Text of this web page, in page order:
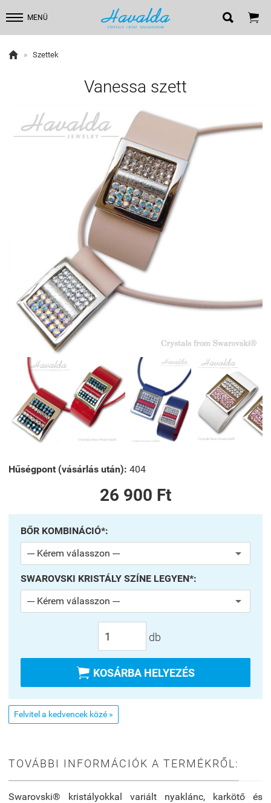
MENÜ  
 » Szettek
Vanessa szett
Hűségpont (vásárlás után): 404
26 900 Ft
BŐR KOMBINÁCIÓ*:
SWAROVSKI KRISTÁLY SZÍNE LEGYEN*:
db
 KOSÁRBA HELYEZÉS
Felvitel a kedvencek közé »
TOVÁBBI INFORMÁCIÓK A TERMÉKRŐL:
Swarovski® kristályokkal variált nyaklánc, karkötő és